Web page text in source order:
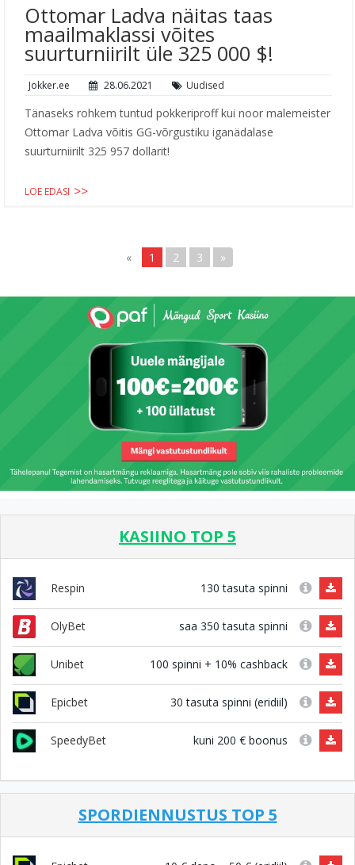
Ottomar Ladva näitas taas
maailmaklassi võites
suurturniirilt üle 325 000 $!
Jokker.ee 28.06.2021 Uudised
Tänaseks rohkem tuntud pokkeriproff kui noor malemeister
Ottomar Ladva võitis GG-võrgustiku iganädalase
suurturniirilt 325 957 dollarit!
LOE EDASI
« 1 2 3 »
KASIINO TOP 5
Respin 130 tasuta spinni
OlyBet saa 350 tasuta spinni
Unibet 100 spinni + 10% cashback
Epicbet 30 tasuta spinni (eridiil)
SpeedyBet kuni 200 € boonus
SPORDIENNUSTUS TOP 5